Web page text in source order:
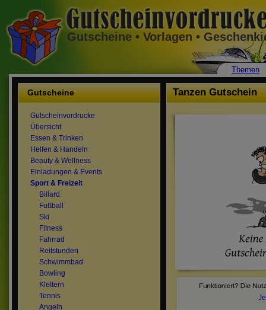
Gutscheine • Vorlagen •
Tanzen Gutschein
Gutscheine
Gutscheinvordrucke
Übersicht
Essen & Trinken
Helfen & Handeln
Beauty & Wellness
Einladungen & Events
Sport & Freizeit
Billard
Fußball
Ski
Fitness
Fahrrad
Reitstunden
Schwimmbad
Bowling
Klettern
Tennis
Angeln
Themen